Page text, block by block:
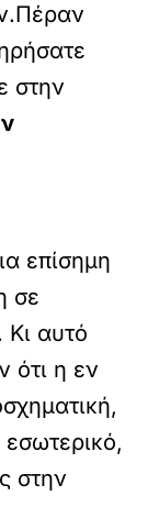
στην
επίσημη
σε
αυτό
ότι η εν
στην